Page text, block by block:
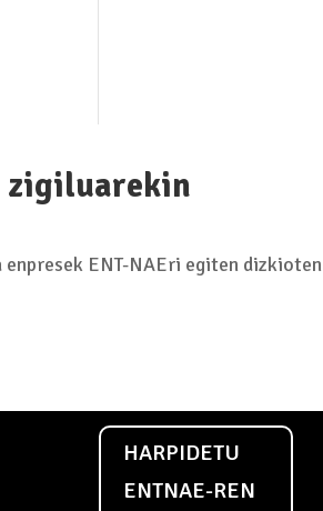
zigiluarekin
ENT-NAEri egiten dizkioten
HARPIDETU
ENTNAE-REN